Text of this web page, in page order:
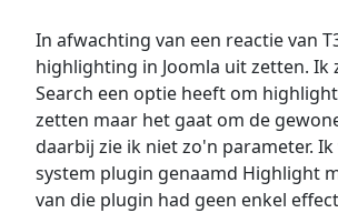
In afwachting van een reactie van
highlighting in Joomla uit zetten. Ik
Search een optie heeft om
zetten maar het gaat om de
daarbij zie ik niet zo'n parameter.
system plugin genaamd Highlight
van die plugin had geen enkel